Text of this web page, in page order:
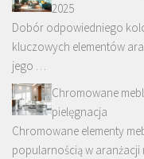
2025
Dobór odpowiedniego
kluczowych elementów
jego …
Chromowane
pielęgnacja
Chromowane elementy
popularnością w aranżacji